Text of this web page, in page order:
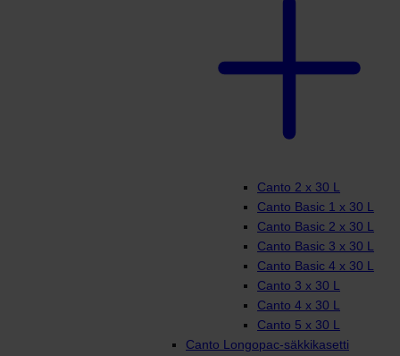
Canto 2 x 30 L
Canto Basic 1 x 30 L
Canto Basic 2 x 30 L
Canto Basic 3 x 30 L
Canto Basic 4 x 30 L
Canto 3 x 30 L
Canto 4 x 30 L
Canto 5 x 30 L
Canto Longopac-säkkikasetti